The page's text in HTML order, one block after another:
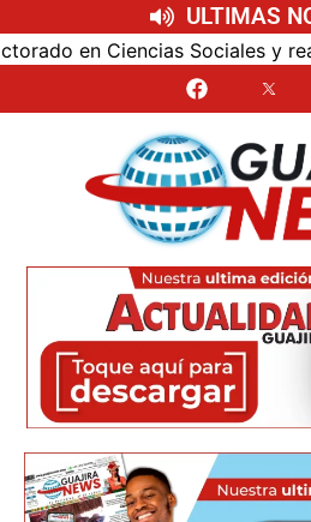
ULTIMAS
y reafirmó su apuesta por